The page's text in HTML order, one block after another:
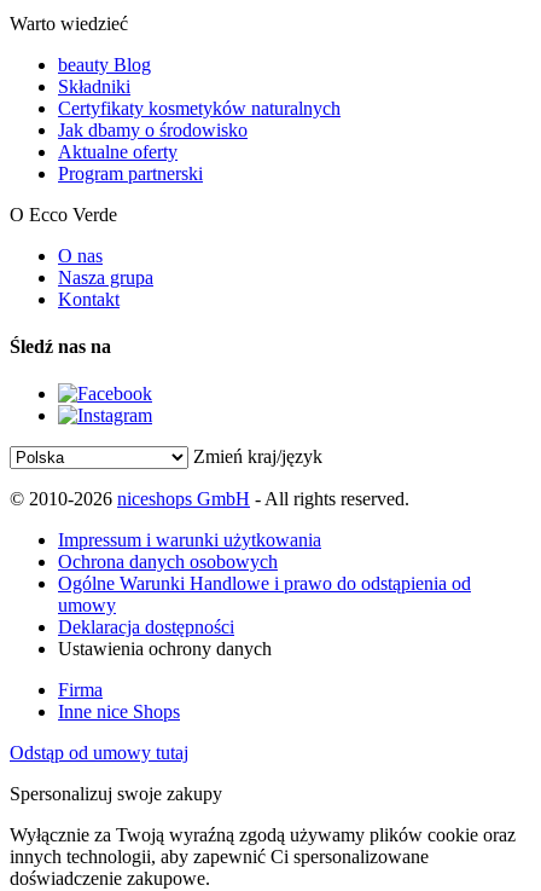
Warto wiedzieć
beauty Blog
Składniki
Certyfikaty kosmetyków naturalnych
Jak dbamy o środowisko
Aktualne oferty
Program partnerski
O Ecco Verde
O nas
Nasza grupa
Kontakt
Śledź nas na
Zmień kraj/język
© 2010-2026 niceshops GmbH - All rights reserved.
Impressum i warunki użytkowania
Ochrona danych osobowych
Ogólne Warunki Handlowe i prawo do odstąpienia od
umowy
Deklaracja dostępności
Ustawienia ochrony danych
Firma
Inne nice Shops
Odstąp od umowy tutaj
Spersonalizuj swoje zakupy
Wyłącznie za Twoją wyraźną zgodą używamy plików cookie oraz
innych technologii, aby zapewnić Ci spersonalizowane
doświadczenie zakupowe.